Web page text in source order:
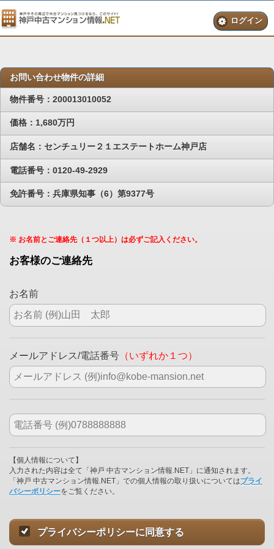
ログイン
お問い合わせ物件の詳細
物件番号：200013010052
価格：1,680万円
店舗名：センチュリー２１エステートホーム神戸店
電話番号：0120-49-2929
免許番号：兵庫県知事（6）第9377号
※ お名前とご連絡先（１つ以上）は必ずご記入ください。
お客様のご連絡先
お名前
メールアドレス/電話番号 （いずれか１つ）
【個人情報について】
入力された内容は全て「神戸 中古マンション情報.NET」に通知されます。
「神戸 中古マンション情報.NET」での個人情報の取り扱いについてはプライ
バシーポリシーをご覧ください。
プライバシーポリシーに同意する